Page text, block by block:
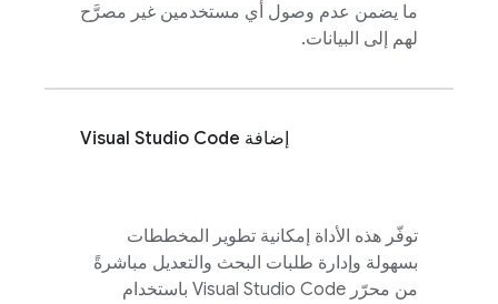
ما يضمن عدم وصول أي مستخدمين غير مصرَّح
لهم إلى البيانات.
إضافة Visual Studio Code
توفّر هذه الأداة إمكانية تطوير المخططات
بسهولة وإدارة طلبات البحث والتعديل مباشرةً
من محرّر Visual Studio Code باستخدام